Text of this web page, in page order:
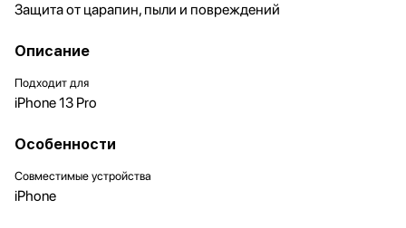
Защита от царапин, пыли и повреждений
Описание
Подходит для
iPhone 13 Pro
Особенности
Совместимые устройства
iPhone